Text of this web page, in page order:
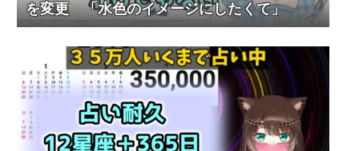
を変更 「水色のイメージにしたくて」